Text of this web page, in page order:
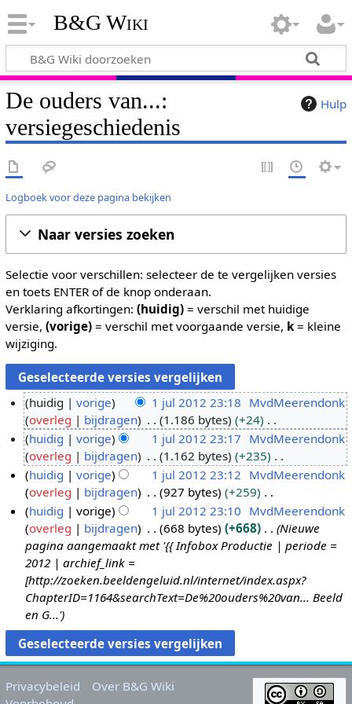
B&G Wiki
Hulp
De ouders van...:
versiegeschiedenis
Logboek voor deze pagina bekijken
Naar versies zoeken
Selectie voor verschillen: selecteer de te vergelijken versies
en toets ENTER of de knop onderaan.
Verklaring afkortingen: (huidig)= verschil met huidige
versie, (vorige)= verschil met voorgaande versie, k= kleine
wijziging.
0
huidig vorige 1 jul 2012 23:18 MvdMeerendonk
overleg
bijdragen 1.186 bytes
+24
G
e
e
n
b
e
w
e
r
k
i
n
g
s
a
huidig vorige 1 jul 2012 23:17 MvdMeerendonk
overleg
bijdragen 1.162 bytes
+235
G
e
e
n
b
e
w
e
r
k
i
n
huidig vorige 1 jul 2012 23:12 MvdMeerendonk
overleg
bijdragen 927 bytes
+259
G
e
e
n
b
e
w
e
r
k
i
n
huidig vorige 1 jul 2012 23:10 MvdMeerendonk
overleg
bijdragen 668 bytes +668
Nieuwe
pagina aangemaakt met '{{ Infobox Productie | periode =
2012 | archief_link =
[http://zoeken.beeldengeluid.nl/internet/index.aspx?
ChapterID=1164&searchText=De%20ouders%20van... Beeld
en G...'
Privacybeleid
Over B&G Wiki